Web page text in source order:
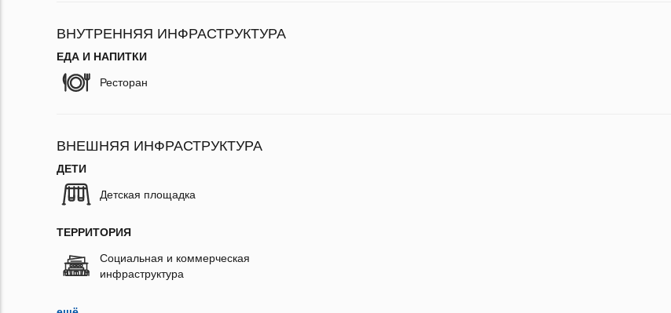
ВНУТРЕННЯЯ ИНФРАСТРУКТУРА
ЕДА И НАПИТКИ
Ресторан
ВНЕШНЯЯ ИНФРАСТРУКТУРА
ДЕТИ
Детская площадка
ТЕРРИТОРИЯ
Социальная и коммерческая
инфраструктура